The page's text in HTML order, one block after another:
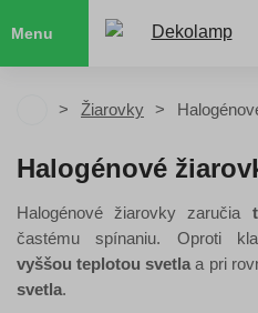
Menu
Žiarovky
Halogénové
Halogénové žiarovky zaručia
častému spínaniu. Oproti
vyššou teplotou svetlaa pri
svetla.